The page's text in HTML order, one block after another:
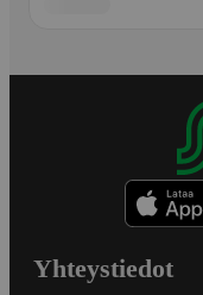
Yhteystiedot